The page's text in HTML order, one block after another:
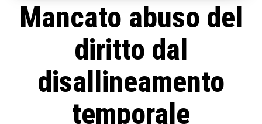
Mancato abuso del
diritto dal
disallineamento
temporale